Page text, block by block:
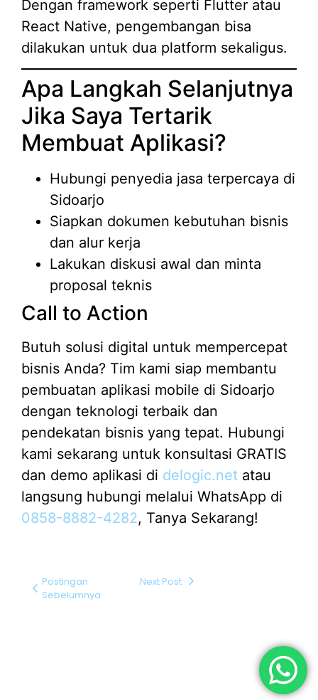
Dengan framework seperti Flutter atau
React Native, pengembangan bisa
dilakukan untuk dua platform sekaligus.
Apa Langkah Selanjutnya
Jika Saya Tertarik
Membuat Aplikasi?
Hubungi penyedia jasa terpercaya di
Sidoarjo
Siapkan dokumen kebutuhan bisnis
dan alur kerja
Lakukan diskusi awal dan minta
proposal teknis
Call to Action
Butuh solusi digital untuk mempercepat
bisnis Anda? Tim kami siap membantu
pembuatan aplikasi mobile di Sidoarjo
dengan teknologi terbaik dan
pendekatan bisnis yang tepat. Hubungi
kami sekarang untuk konsultasi GRATIS
dan demo aplikasi di delogic.net atau
langsung hubungi melalui WhatsApp di
0858-8882-4282, Tanya Sekarang!
Postingan
Sebelumnya
Next Post